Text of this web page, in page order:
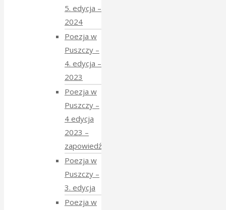
5. edycja –
2024
Poezja w
Puszczy –
4. edycja –
2023
Poezja w
Puszczy –
4 edycja
2023 –
zapowiedź
Poezja w
Puszczy –
3. edycja
Poezja w